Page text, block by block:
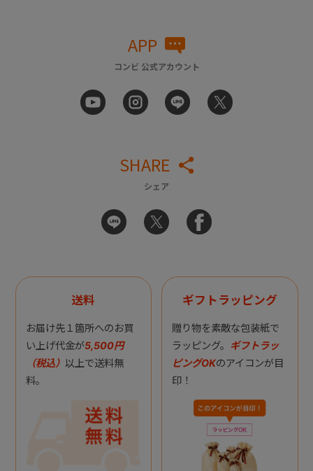
APP
コンビ 公式アカウント
SHARE
シェア
送料
お届け先１箇所へのお買
い上げ代金が5,500円
（税込） 以上で送料無
料。
ギフトラッピング
贈り物を素敵な包装紙で
ラッピング。 ギフトラッ
ピングOKのアイコンが目
印！